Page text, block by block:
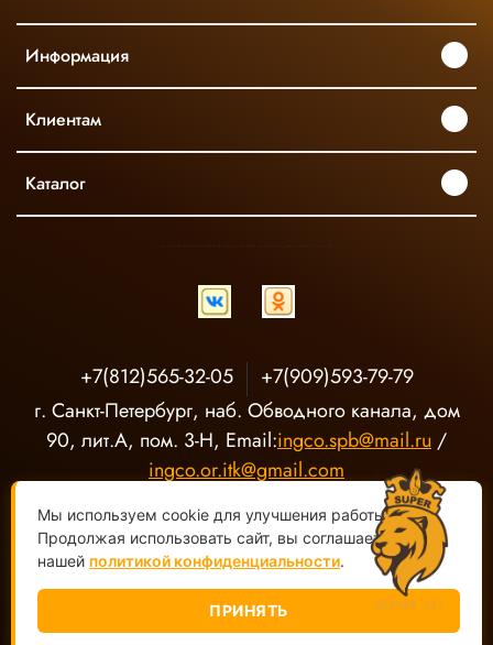
Информация
Клиентам
Каталог
+7(812)565-32-05
+7(909)593-79-79
г. Санкт-Петербург, наб. Обводного канала, дом
90, лит.А, пом. 3-Н, Email:ingco.spb@mail.ru/
ingco.or.itk@gmail.com
ООО "О-Р ИТК" Магазин электроинструмента INGCO ©2020-
Мы используем cookie для улучшения работы сайта.
Продолжая использовать сайт, вы соглашаетесь с
нашей политикой конфиденциальности.
ПРИНЯТЬ